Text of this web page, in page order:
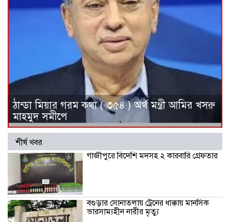
ঠান্ডা মিয়ার গরম কথা ( ৩৫৪ ) অর্থ মন্ত্রী আমির খসরু
মাহমুদ সমীপে
শীর্ষ খবর
গাজীপুরে বিদেশি মদসহ ২ কারবারি গ্রেফতার
বগুড়ার সোনাতলায় ট্রেনের ধাক্কায় মানসিক
ভারসাম্যহীন নারীর মৃত্যু